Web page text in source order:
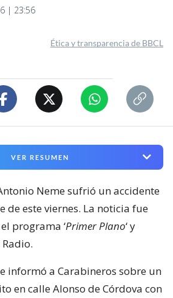
| 23:56
Ética y transparencia de BBCL
VER RESUMEN
Neme sufrió un accidente
de este viernes. La noticia fue
programa ‘Primer Plano‘ y
informó a Carabineros sobre un
en calle Alonso de Córdova con